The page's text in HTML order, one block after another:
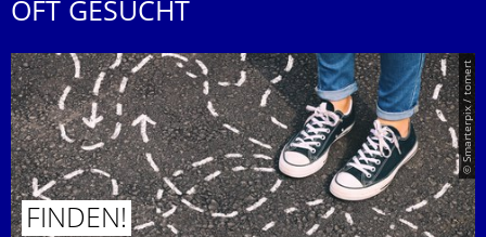
OFT GESUCHT
© Smarterpix / tomert
FINDEN!